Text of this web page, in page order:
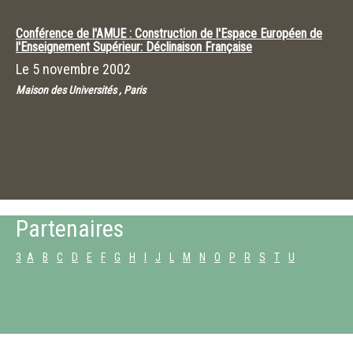
Conférence de l'AMUE : Construction de l'Espace Européen de
l'Enseignement Supérieur: Déclinaison Française
Le 5 novembre 2002
Maison des Universités , Paris
Partenaires
3 A B C D E F G H J M N O P R S T U